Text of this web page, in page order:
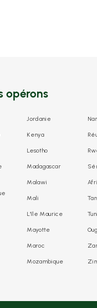
opérons
Jordanie
Kenya
Lesotho
Madagascar
Malawi
Mali
L'île Maurice
Mayotte
Maroc
Mozambique